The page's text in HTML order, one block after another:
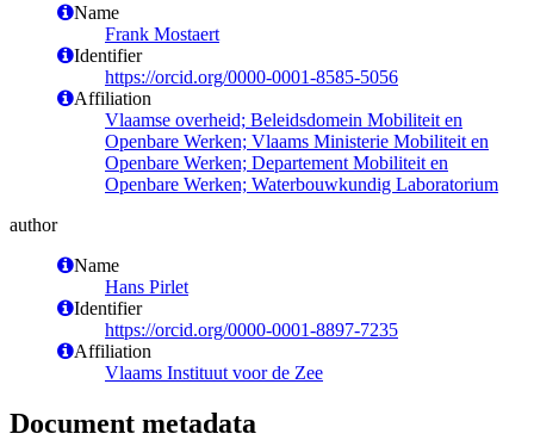
Name
Frank Mostaert
Identifier
https://orcid.org/0000-0001-8585-5056
Affiliation
Vlaamse overheid; Beleidsdomein Mobiliteit en
Openbare Werken; Vlaams Ministerie Mobiliteit en
Openbare Werken; Departement Mobiliteit en
Openbare Werken; Waterbouwkundig Laboratorium
author
Name
Hans Pirlet
Identifier
https://orcid.org/0000-0001-8897-7235
Affiliation
Vlaams Instituut voor de Zee
Document metadata